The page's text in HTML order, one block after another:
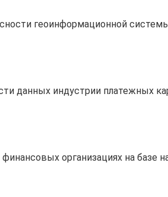
геоинформационной
данных индустрии платежных
организациях на базе